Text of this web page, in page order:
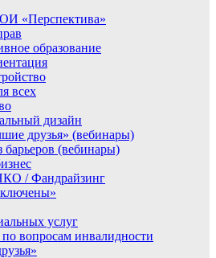
«Перспектива»
образование
всех
дизайн
друзья» (вебинары)
барьеров (вебинары)
/ Фандрайзинг
услуг
по вопросам инвалидности